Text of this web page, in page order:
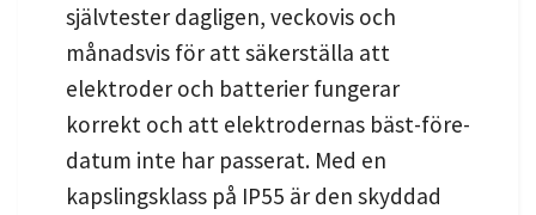
självtester dagligen, veckovis och
månadsvis för att säkerställa att
elektroder och batterier fungerar
korrekt och att elektrodernas bäst-före-
datum inte har passerat. Med en
kapslingsklass på IP55 är den skyddad